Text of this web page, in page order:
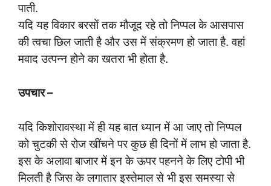
पाती.
यदि यह विकार बरसों तक मौजूद रहे तो निप्पल के आसपास
की त्वचा छिल जाती है और उस में संक्रमण हो जाता है. वहां
मवाद उत्पन्न होने का खतरा भी होता है.
उपचार –
यदि किशोरावस्था में ही यह बात ध्यान में आ जाए तो निप्पल
को चुटकी से रोज खींचने पर कुछ ही दिनों में लाभ हो जाता है.
इस के अलावा बाजार में इन के ऊपर पहनने के लिए टोपी भी
मिलती है जिस के लगातार इस्तेमाल से भी इस समस्या से